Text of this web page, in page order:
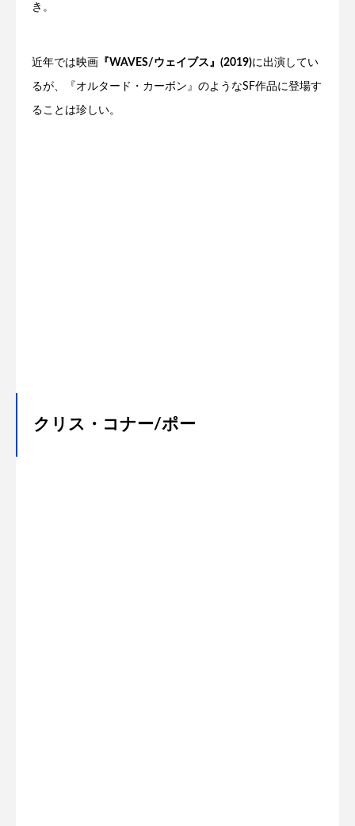
き。
近年では映画 『WAVES/ウェイブス』(2019)に出演してい
るが、『オルタード・カーボン』のようなSF作品に登場す
ることは珍しい。
クリス・コナー/ポー